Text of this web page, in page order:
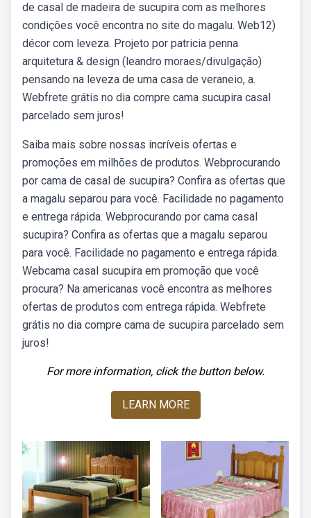
de casal de madeira de sucupira com as melhores
condições você encontra no site do magalu. Web12)
décor com leveza. Projeto por patricia penna
arquitetura & design (leandro moraes/divulgação)
pensando na leveza de uma casa de veraneio, a.
Webfrete grátis no dia compre cama sucupira casal
parcelado sem juros!
Saiba mais sobre nossas incríveis ofertas e
promoções em milhões de produtos. Webprocurando
por cama de casal de sucupira? Confira as ofertas que
a magalu separou para você. Facilidade no pagamento
e entrega rápida. Webprocurando por cama casal
sucupira? Confira as ofertas que a magalu separou
para você. Facilidade no pagamento e entrega rápida.
Webcama casal sucupira em promoção que você
procura? Na americanas você encontra as melhores
ofertas de produtos com entrega rápida. Webfrete
grátis no dia compre cama de sucupira parcelado sem
juros!
For more information, click the button below.
LEARN MORE